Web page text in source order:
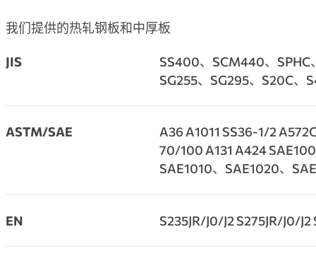
我们提供的热轧钢板和中厚板
JIS
SS400、SCM440、SPHC
SG255、SG295、S20C、
ASTM/SAE
A36 A1011 SS36-1/2
70/100 A131 A424
SAE1010、SAE1020、
EN S235JR/J0/J2 S275JR/J0/J2